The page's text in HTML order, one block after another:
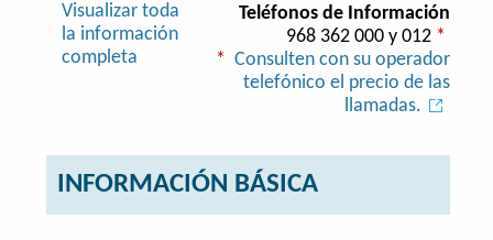
Visualizar toda
la información
completa
Teléfonos de Información
968 362 000 y 012 *
*
Consulten con su operador
telefónico el precio de las
llamadas.
INFORMACIÓN BÁSICA